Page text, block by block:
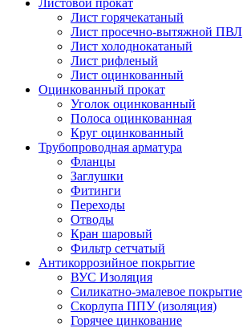
Листовой прокат
Лист горячекатаный
Лист просечно-вытяжной ПВЛ
Лист холоднокатаный
Лист рифленый
Лист оцинкованный
Оцинкованный прокат
Уголок оцинкованный
Полоса оцинкованная
Круг оцинкованный
Трубопроводная арматура
Фланцы
Заглушки
Фитинги
Переходы
Отводы
Кран шаровый
Фильтр сетчатый
Антикоррозийное покрытие
ВУС Изоляция
Силикатно-эмалевое покрытие
Скорлупа ППУ (изоляция)
Горячее цинкование